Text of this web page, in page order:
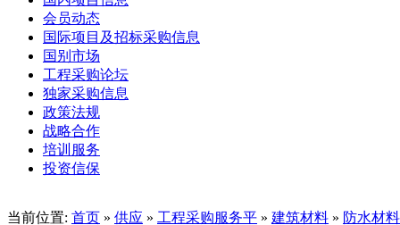
会员动态
国际项目及招标采购信息
国别市场
工程采购论坛
独家采购信息
政策法规
战略合作
培训服务
投资信保
当前位置: 首页 » 供应 » 工程采购服务平 » 建筑材料 » 防水材料